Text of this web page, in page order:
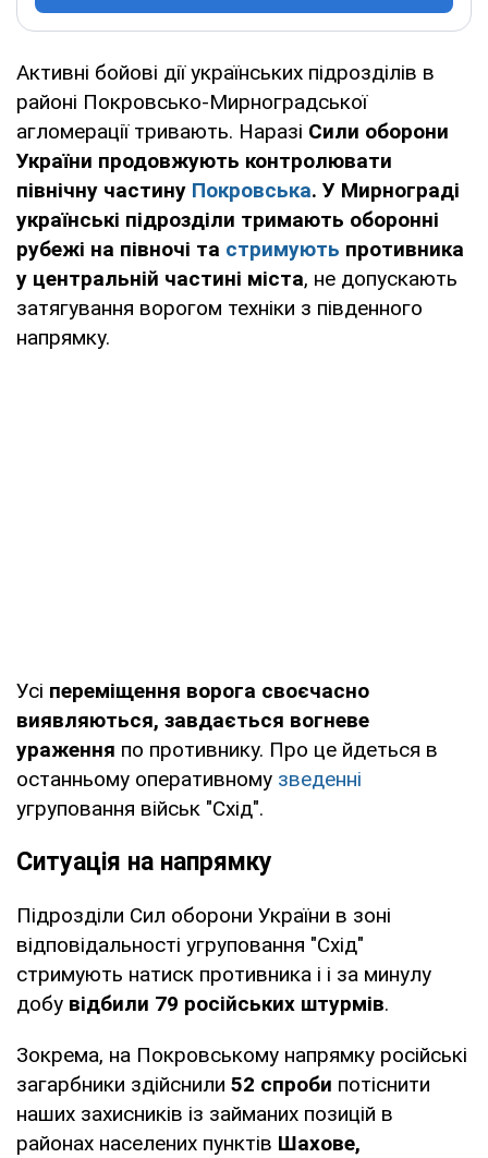
Активні бойові дії українських підрозділів в
районі Покровсько-Мирноградської
агломерації тривають. Наразі Сили оборони
України продовжують контролювати
північну частину Покровська. У Мирнограді
українські підрозділи тримають оборонні
рубежі на півночі та стримують противника
у центральній частині міста, не допускають
затягування ворогом техніки з південного
напрямку.
Усі переміщення ворога своєчасно
виявляються, завдається вогневе
ураження по противнику. Про це йдеться в
останньому оперативному зведенні
угруповання військ "Схід".
Ситуація на напрямку
Підрозділи Сил оборони України в зоні
відповідальності угруповання "Схід"
стримують натиск противника і і за минулу
добу відбили 79 російських штурмів.
Зокрема, на Покровському напрямку російські
загарбники здійснили 52 спроби потіснити
наших захисників із займаних позицій в
районах населених пунктів Шахове,